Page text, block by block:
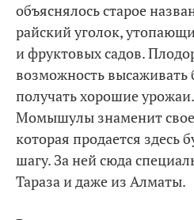
объяснялось старое
райский уголок,
и фруктовых садов.
возможность
получать хорошие
Момышулы знаменит
которая продается здесь
шагу. За ней сюда
Тараза и даже из Алматы.